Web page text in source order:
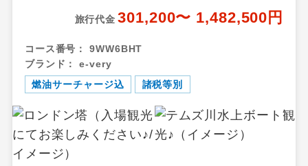
旅行代金 301,200〜 1,482,500円
コース番号：
9WW6BHT
ブランド：
e-very
燃油サーチャージ込
諸税等別